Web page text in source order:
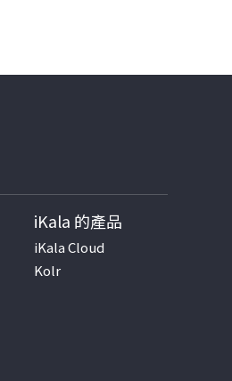
iKala 的產品
iKala Cloud
Kolr